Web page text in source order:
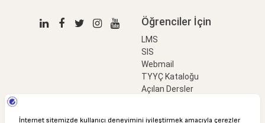
Öğrenciler İçin
LMS
SIS
Webmail
TYYÇ Kataloğu
Açılan Dersler